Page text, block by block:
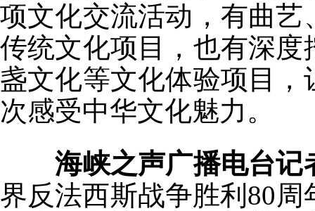
项文化交流活动，有曲
传统文化项目，也有深
盏文化等文化体验项目
次感受中华文化魅力。
海峡之声广播电台记
界反法西斯战争胜利80